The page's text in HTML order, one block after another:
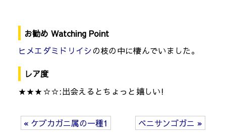
お勧め Watching Point
ヒメエダミドリイシの枝の中に棲んでいました。
レア度
★★★☆☆:出会えるとちょっと嬉しい!
« ケブカガニ属の一種1 ベニサンゴガニ »